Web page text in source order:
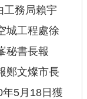
工務局賴宇
城工程處徐
秘書長報
鄭文燦市長
5月18日獲